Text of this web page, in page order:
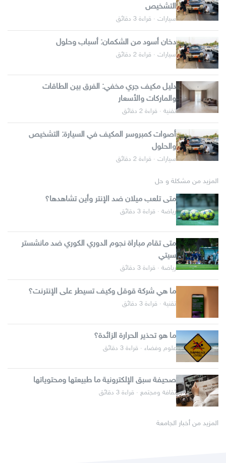
التشخيص
سيارات · قراءة 3 دقائق
دخان أسود من الشكمان: أسباب وحلول
سيارات · قراءة 2 دقائق
دليل مكيف جري مخفي: الفرق بين الطاقات
والماركات والأسعار
تقنية · قراءة 2 دقائق
أصوات كمبروسر المكيف في السيارة: التشخيص
والحلول
سيارات · قراءة 2 دقائق
المزيد من مشكلة و حل
متى تلعب ميلان ضد الإنتر وأين تشاهدها؟
رياضة · قراءة 3 دقائق
متى تقام مباراة نجوم الدوري الكوري ضد مانشستر
سيتي
رياضة · قراءة 3 دقائق
ما هي شركة قوقل وكيف تسيطر على الإنترنت؟
تقنية · قراءة 3 دقائق
ما هو تحذير الحرارة الزائدة؟
علوم وفضاء · قراءة 3 دقائق
صحيفة سبق الإلكترونية ما طبيعتها ومحتوياتها
ثقافة ومجتمع · قراءة 3 دقائق
المزيد من أخبار الجامعة